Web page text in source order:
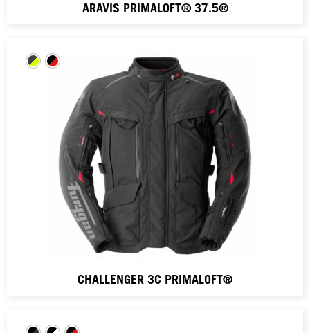
ARAVIS PRIMALOFT® 37.5®
CHALLENGER 3C PRIMALOFT®